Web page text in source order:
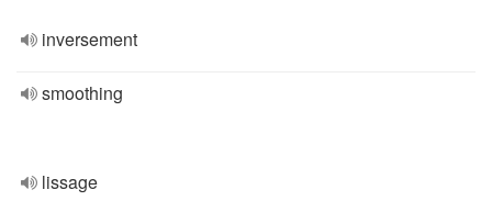
inversement
smoothing
lissage